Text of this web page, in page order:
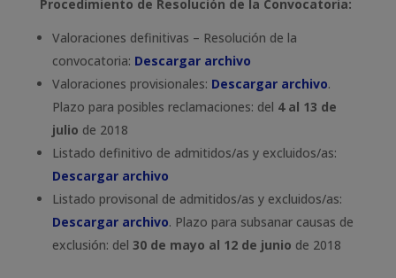
Procedimiento de Resolución de la Convocatoria:
Valoraciones definitivas – Resolución de la
convocatoria: Descargar archivo
Valoraciones provisionales: Descargar archivo.
Plazo para posibles reclamaciones: del 4 al 13 de
julio de 2018
Listado definitivo de admitidos/as y excluidos/as:
Descargar archivo
Listado provisonal de admitidos/as y excluidos/as:
Descargar archivo. Plazo para subsanar causas de
exclusión: del 30 de mayo al 12 de junio de 2018